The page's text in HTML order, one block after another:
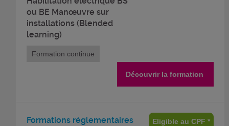
ou BE Manœuvre sur
installations (Blended
learning)
Formation continue
Découvrir la formation
Formations réglementaires
Eligible au CPF *